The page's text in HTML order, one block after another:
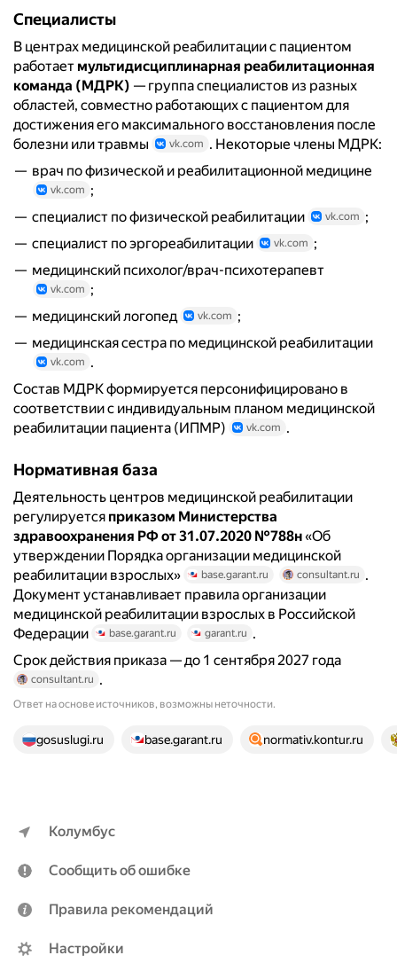
Специалисты
В центрах медицинской реабилитации с пациентом
работает мультидисциплинарная реабилитационная
команда (МДРК) — группа специалистов из разных
областей, совместно работающих с пациентом для
достижения его максимального восстановления после
болезни или травмы
vk.com . Некоторые члены МДРК:
врач по физической и реабилитационной медицине
vk.com ;
специалист по физической реабилитации
vk.com ;
специалист по эргореабилитации
vk.com ;
медицинский психолог/врач-психотерапевт
vk.com ;
медицинский логопед
vk.com ;
медицинская сестра по медицинской реабилитации
vk.com .
Состав МДРК формируется персонифицировано в
соответствии с индивидуальным планом медицинской
реабилитации пациента (ИПМР)
vk.com .
Нормативная база
Деятельность центров медицинской реабилитации
регулируется приказом Министерства
здравоохранения РФ от 31.07.2020 №788н«Об
утверждении Порядка организации медицинской
реабилитации взрослых»
base.garant.ru consultant.ru .
Документ устанавливает правила организации
медицинской реабилитации взрослых в Российской
Федерации
base.garant.ru garant.ru .
Срок действия приказа — до 1 сентября 2027 года
consultant.ru .
Ответ на основе источников, возможны неточности.
18 источников
gosuslugi.ru base.garant.ru normativ.kontur.ru
Колумбус
Сообщить об ошибке
Правила рекомендаций
Настройки